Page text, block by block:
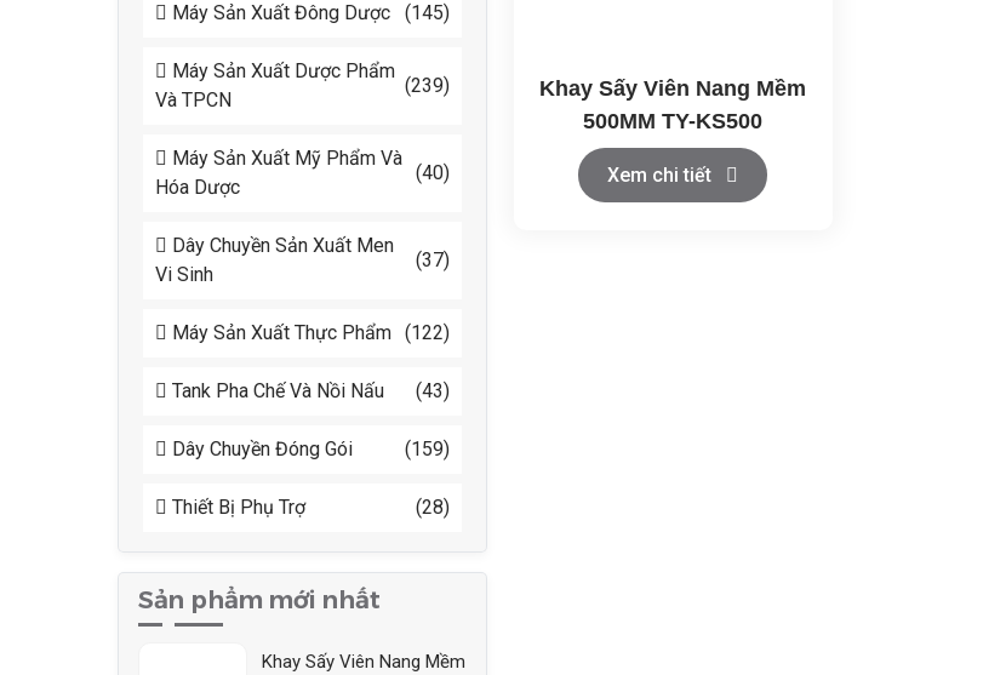
Khay Sấy Viên Nang Mềm
500MM TY-KS500
Xem chi tiết
Máy Sản Xuất Đông Dược (145)
Máy Sản Xuất Dược Phẩm
Và TPCN
(239)
Máy Sản Xuất Mỹ Phẩm Và
Hóa Dược
(40)
Dây Chuyền Sản Xuất Men
Vi Sinh
(37)
Máy Sản Xuất Thực Phẩm (122)
Tank Pha Chế Và Nồi Nấu (43)
Dây Chuyền Đóng Gói (159)
Thiết Bị Phụ Trợ (28)
Sản phẩm mới nhất
Khay Sấy Viên Nang Mềm